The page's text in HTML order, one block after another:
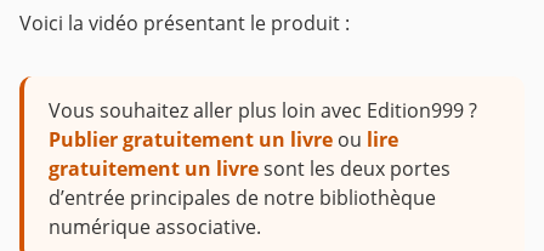
Voici la vidéo présentant le produit :
Vous souhaitez aller plus loin avec Edition999 ?
Publier gratuitement un livre ou lire
gratuitement un livresont les deux portes
d’entrée principales de notre bibliothèque
numérique associative.